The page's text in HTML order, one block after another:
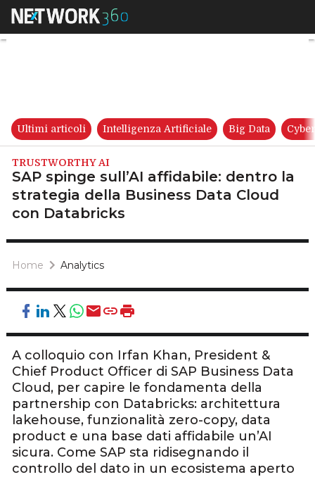
SAP spinge sull’AI
Ultimi articoli Intelligenza Artificiale Big Data
TRUSTWORTHY AI
SAP spinge sull’AI affidabile: dentro la
strategia della Business Data Cloud
con Databricks
Home Analytics
A colloquio con Irfan Khan, President &
Chief Product Officer di SAP Business Data
Cloud, per capire le fondamenta della
partnership con Databricks: architettura
lakehouse, funzionalità zero-copy, data
product e una base dati affidabile un’AI
sicura. Come SAP sta ridisegnando il
controllo del dato in un ecosistema aperto